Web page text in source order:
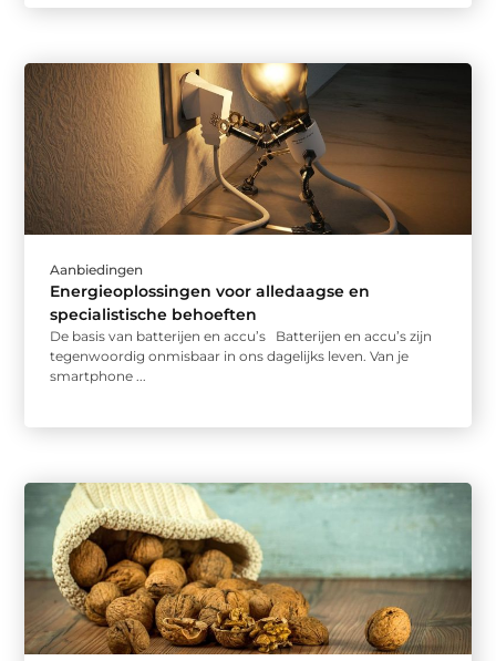
Aanbiedingen
Energieoplossingen voor alledaagse en
specialistische behoeften
De basis van batterijen en accu’s Batterijen en accu’s zijn
tegenwoordig onmisbaar in ons dagelijks leven. Van je
smartphone ...